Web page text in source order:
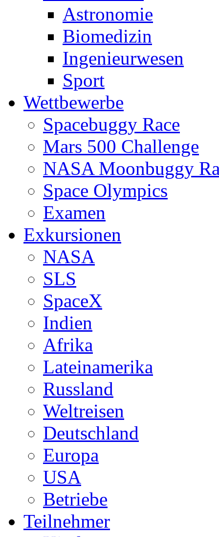
Astronomie
Biomedizin
Ingenieurwesen
Sport
Wettbewerbe
Spacebuggy Race
Mars 500 Challenge
NASA Moonbuggy
Space Olympics
Examen
Exkursionen
NASA
SLS
SpaceX
Indien
Afrika
Lateinamerika
Russland
Weltreisen
Deutschland
Europa
USA
Betriebe
Teilnehmer